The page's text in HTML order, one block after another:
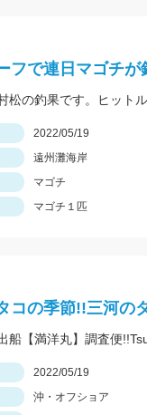
フで連日マゴチが
松の釣果です。ヒット
2022/05/19
遠州灘海岸
マゴチ
マゴチ１匹
コの季節!!三河の
船【満洋丸】調査便
2022/05/19
沖・オフショア